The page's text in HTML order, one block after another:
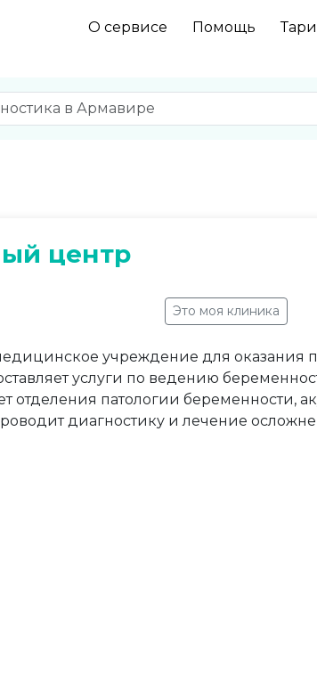
О сервисе Помощь
центр
Это моя клиника
учреждение для
услуги по ведению
патологии беременности,
диагностику и лечение